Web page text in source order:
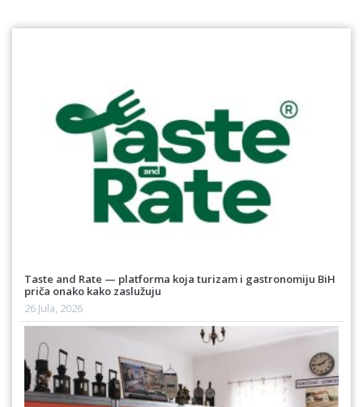
Taste and Rate — platforma koja turizam i gastronomiju BiH
priča onako kako zaslužuju
26 Jula, 2026